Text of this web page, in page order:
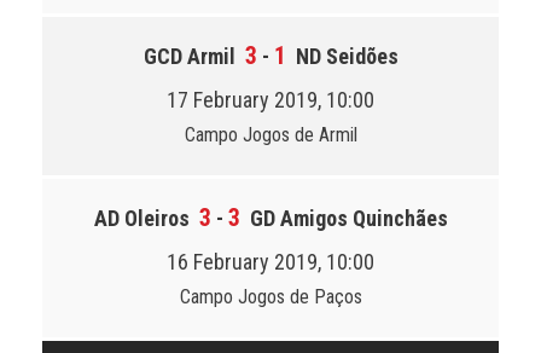
GCD Armil 3 - 1 ND Seidões
17 February 2019, 10:00
Campo Jogos de Armil
AD Oleiros 3 - 3 GD Amigos Quinchães
16 February 2019, 10:00
Campo Jogos de Paços